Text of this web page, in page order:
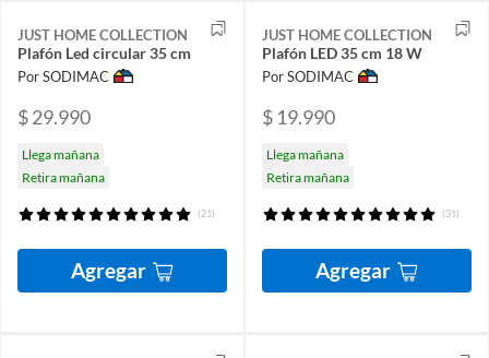
JUST HOME COLLECTION
Plafón Led circular 35 cm
Por SODIMAC
$ 29.990
Llega mañana
Retira mañana
(21)
Agregar
JUST HOME COLLECTION
Plafón LED 35 cm 18 W
Por SODIMAC
$ 19.990
Llega mañana
Retira mañana
(31)
Agregar